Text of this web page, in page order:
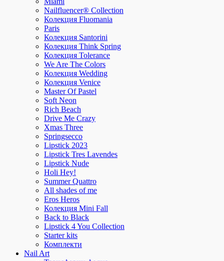
Nailfluencer® Collection
Колекция Fluomania
Paris
Колекция Santorini
Колекция Think Spring
Колекция Tolerance
We Are The Colors
Колекция Wedding
Колекция Venice
Master Of Pastel
Soft Neon
Rich Beach
Drive Me Crazy
Xmas Three
Springsecco
Lipstick 2023
Lipstick Tres Lavendes
Lipstick Nude
Holi Hey!
Summer Quattro
All shades of me
Eros Heros
Колекция Mini Fall
Back to Black
Lipstick 4 You Collection
Starter kits
Комплекти
Nail Art